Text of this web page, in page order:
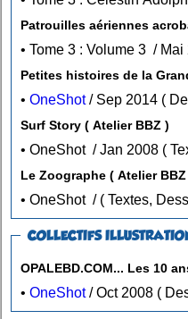
Patrouilles aériennes
Petites histoires de la
• OneShot / Sep
Surf Story ( Atelier BBZ )
•
Le Zoographe ( Atelier
• OneShot / ( Textes,
COLLECTIFS
OPALEBD.COM... Les 10
• OneShot / Oct